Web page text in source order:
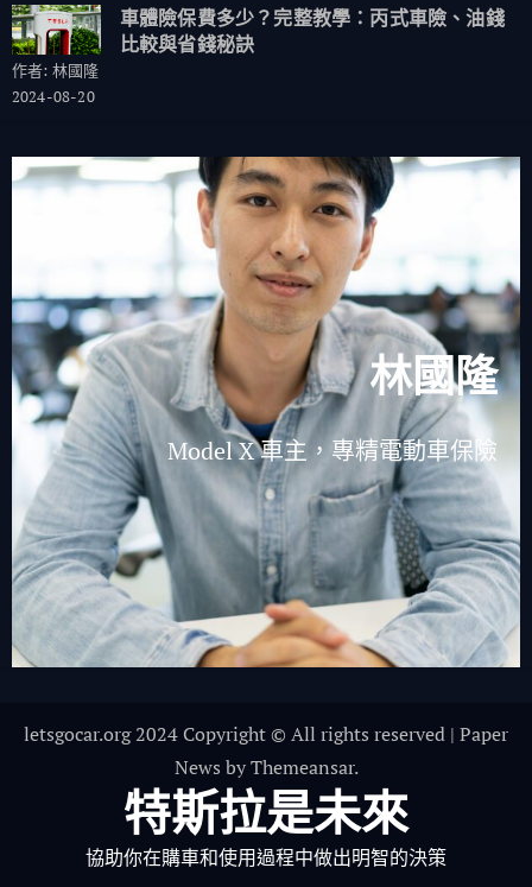
車體險保費多少？完整教學：丙式車險、油錢
比較與省錢秘訣
作者: 林國隆
2024-08-20
林國隆
Model X 車主，專精電動車保險
letsgocar.org 2024 Copyright © All rights reserved | Paper
News byThemeansar.
特斯拉是未來
協助你在購車和使用過程中做出明智的決策